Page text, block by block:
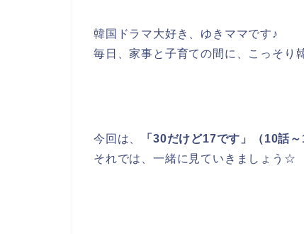
韓国ドラマ大好き、ゆきママです♪
毎日、家事と子育ての間に、こっそり
今回は、 「30だけど17です」（10話
それでは、一緒に見ていきましょう☆